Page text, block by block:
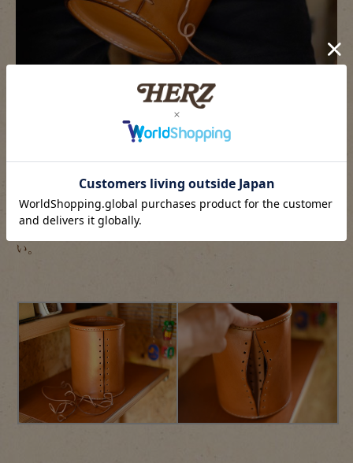
考案者の田中とも少し話をさせてもらっていて、「革ひもを
アレンジしても面白いですよ」と。
ンジをしてみました！
※セミオーダー等で革ひもの通し方をご指定いただく事はで
きません。あくまでも個人でアレンジしてお楽しみくださ
い。